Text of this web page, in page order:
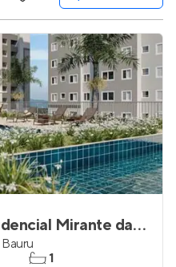
Mirantes do Sul - Residencial Mirante das Brisas
Bauru
1